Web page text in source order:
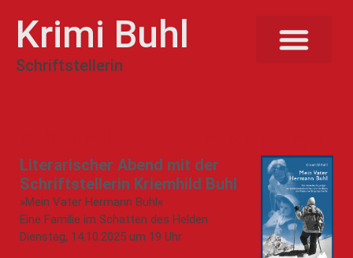
Krimi Buhl
Schriftstellerin
Literarischer Abend mit der
Schriftstellerin Kriemhild Buhl
»Mein Vater Hermann Buhl«
Eine Familie im Schatten des Helden
Dienstag, 14.10.2025 um 19 Uhr